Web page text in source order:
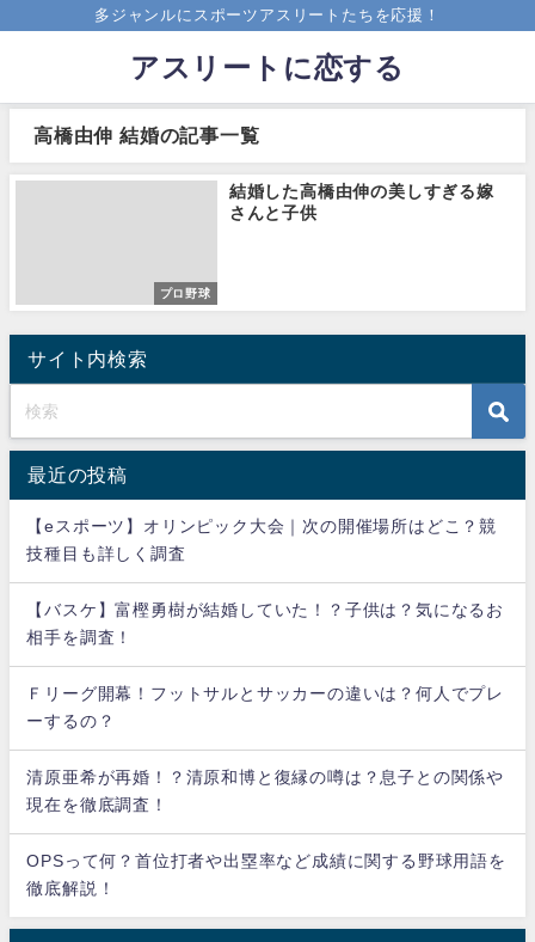
多ジャンルにスポーツアスリートたちを応援！
アスリートに恋する
高橋由伸 結婚の記事一覧
プロ野球
結婚した高橋由伸の美しすぎる嫁
さんと子供
サイト内検索
最近の投稿
【eスポーツ】オリンピック大会｜次の開催場所はどこ？競
技種目も詳しく調査
【バスケ】富樫勇樹が結婚していた！？子供は？気になるお
相手を調査！
Ｆリーグ開幕！フットサルとサッカーの違いは？何人でプレ
ーするの？
清原亜希が再婚！？清原和博と復縁の噂は？息子との関係や
現在を徹底調査！
OPSって何？首位打者や出塁率など成績に関する野球用語を
徹底解説！